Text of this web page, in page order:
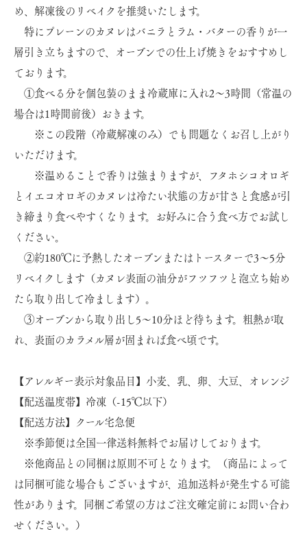
め、解凍後のリベイクを推奨いたします。
特にプレーンのカヌレはバニラとラム・バターの香りが一
層引き立ちますので、オーブンでの仕上げ焼きをおすすめし
ております。
①食べる分を個包装のまま冷蔵庫に入れ2～3時間（常温の
場合は1時間前後）おきます。
※この段階（冷蔵解凍のみ）でも問題なくお召し上がり
いただけます。
※温めることで香りは強まりますが、フタホシコオロギ
とイエコオロギのカヌレは冷たい状態の方が甘さと食感が引
き締まり食べやすくなります。お好みに合う食べ方でお試し
ください。
②約180℃に予熱したオーブンまたはトースターで3～5分
リベイクします（カヌレ表面の油分がフツフツと泡立ち始め
たら取り出して冷まします）。
③オーブンから取り出し5～10分ほど待ちます。粗熱が取
れ、表面のカラメル層が固まれば食べ頃です。
【アレルギー表示対象品目】小麦、乳、卵、大豆、オレンジ
【配送温度帯】冷凍（-15℃以下）
【配送方法】クール宅急便
※季節便は全国一律送料無料でお届けしております。
※他商品との同梱は原則不可 となります。（商品によって
は同梱可能な場合もございますが、追加送料が発生する可能
性があります。同梱ご希望の方はご注文確定前にお問い合わ
せください。）